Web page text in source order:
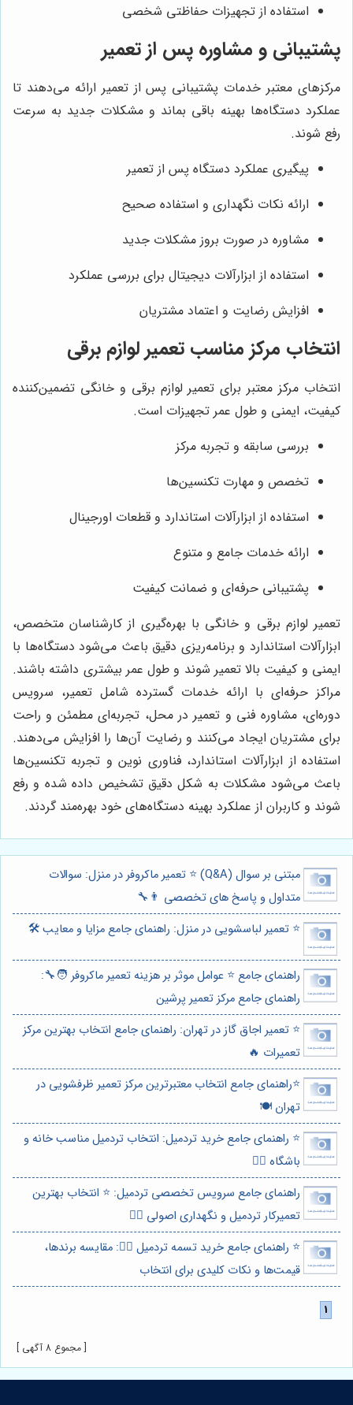
استفاده از تجهیزات حفاظتی شخصی
پشتیبانی و مشاوره پس از تعمیر
مرکزهای معتبر خدمات پشتیبانی پس از تعمیر ارائه می‌دهند تا
عملکرد دستگاه‌ها بهینه باقی بماند و مشکلات جدید به سرعت
رفع شوند.
پیگیری عملکرد دستگاه پس از تعمیر
ارائه نکات نگهداری و استفاده صحیح
مشاوره در صورت بروز مشکلات جدید
استفاده از ابزارآلات دیجیتال برای بررسی عملکرد
افزایش رضایت و اعتماد مشتریان
انتخاب مرکز مناسب تعمیر لوازم برقی
انتخاب مرکز معتبر برای تعمیر لوازم برقی و خانگی تضمین‌کننده
کیفیت، ایمنی و طول عمر تجهیزات است.
بررسی سابقه و تجربه مرکز
تخصص و مهارت تکنسین‌ها
استفاده از ابزارآلات استاندارد و قطعات اورجینال
ارائه خدمات جامع و متنوع
پشتیبانی حرفه‌ای و ضمانت کیفیت
تعمیر لوازم برقی و خانگی با بهره‌گیری از کارشناسان متخصص،
ابزارآلات استاندارد و برنامه‌ریزی دقیق باعث می‌شود دستگاه‌ها با
ایمنی و کیفیت بالا تعمیر شوند و طول عمر بیشتری داشته باشند.
مراکز حرفه‌ای با ارائه خدمات گسترده شامل تعمیر، سرویس
دوره‌ای، مشاوره فنی و تعمیر در محل، تجربه‌ای مطمئن و راحت
برای مشتریان ایجاد می‌کنند و رضایت آن‌ها را افزایش می‌دهند.
استفاده از ابزارآلات استاندارد، فناوری نوین و تجربه تکنسین‌ها
باعث می‌شود مشکلات به شکل دقیق تشخیص داده شده و رفع
شوند و کاربران از عملکرد بهینه دستگاه‌های خود بهره‌مند گردند.
مبتنی بر سوال (Q&A) ⭐️ تعمیر ماکروفر در منزل: سوالات
متداول و پاسخ های تخصصی 👨‍🔧
⭐️ تعمیر لباسشویی در منزل: راهنمای جامع مزایا و معایب 🛠️
راهنمای جامع ⭐️ عوامل موثر بر هزینه تعمیر ماکروفر 🧑‍🔧:
راهنمای جامع مرکز تعمیر پرشین
⭐️ تعمیر اجاق گاز در تهران: راهنمای جامع انتخاب بهترین مرکز
تعمیرات 🔥
⭐️راهنمای جامع انتخاب معتبرترین مرکز تعمیر ظرفشویی در
تهران 🍽️
⭐️ راهنمای جامع خرید تردمیل: انتخاب تردمیل مناسب خانه و
باشگاه 🏋️‍♀️
راهنمای جامع سرویس تخصصی تردمیل: ⭐️ انتخاب بهترین
تعمیرکار تردمیل و نگهداری اصولی 🏃‍♂️
⭐️ راهنمای جامع خرید تسمه تردمیل 🏃‍♂️: مقایسه برندها،
قیمت‌ها و نکات کلیدی برای انتخاب
[ مجموع 8 آگهی ]